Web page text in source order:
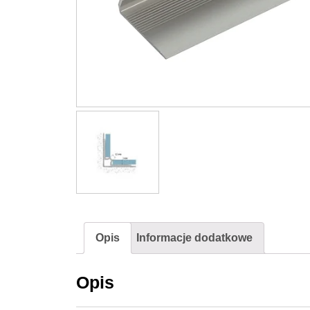
Opis Informacje dodatkowe
Opis